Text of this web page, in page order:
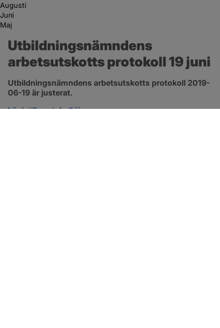
Augusti
Juni
Maj
Utbildningsnämndens
arbetsutskotts protokoll 19 juni
Utbildningsnämndens arbetsutskotts protokoll 2019-
06-19 är justerat.
Länk till protokoll
pdf, 129.5 kB, öppnas i nytt fönster.